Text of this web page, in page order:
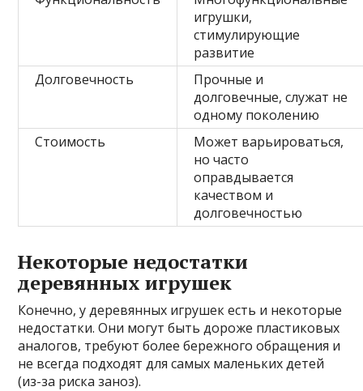
игрушки,
стимулирующие
развитие
Долговечность
Прочные и
долговечные, служат не
одному поколению
Стоимость
Может варьироваться,
но часто
оправдывается
качеством и
долговечностью
Некоторые недостатки
деревянных игрушек
Конечно, у деревянных игрушек есть и некоторые
недостатки. Они могут быть дороже пластиковых
аналогов, требуют более бережного обращения и
не всегда подходят для самых маленьких детей
(из-за риска заноз).